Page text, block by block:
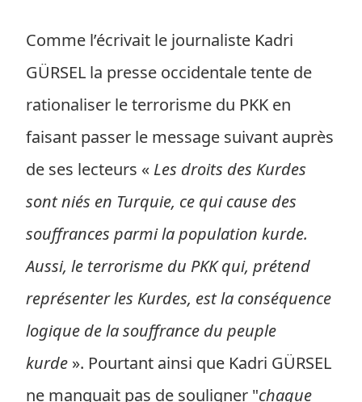
Comme l’écrivait le journaliste Kadri
GÜRSEL la presse occidentale tente de
rationaliser le terrorisme du PKK en
faisant passer le message suivant auprès
de ses lecteurs « Les droits des Kurdes
sont niés en Turquie, ce qui cause des
souffrances parmi la population kurde.
Aussi, le terrorisme du PKK qui, prétend
représenter les Kurdes, est la conséquence
logique de la souffrance du peuple
kurde ». Pourtant ainsi que Kadri GÜRSEL
ne manquait pas de souligner "chaque